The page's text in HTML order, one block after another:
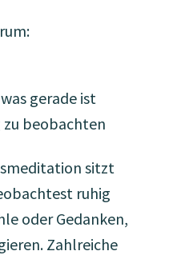
gerade ist
beobachten
sitzt
ruhig
oder Gedanken,
Zahlreiche